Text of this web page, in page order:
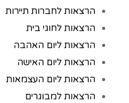
הרצאות לחברות תיירות
הרצאות לחוגי בית
הרצאות ליום האהבה
הרצאות ליום האישה
הרצאות ליום העצמאות
הרצאות למבוגרים